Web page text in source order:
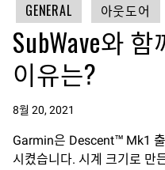
GENERAL 아웃도어
SubWave와
이유는?
8월 20, 2021
Garmin은 Descent™ Mk1
시켰습니다. 시계 크기로 만